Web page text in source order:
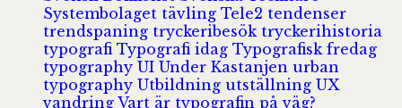
Systembolaget tävling Tele2 tendenser
trendspaning tryckeribesök tryckerihistoria
typografi Typografi idag Typografisk fredag
typography UI Under Kastanjen urban
typography Utbildning utställning UX
vandring Vart är typografin på väg?